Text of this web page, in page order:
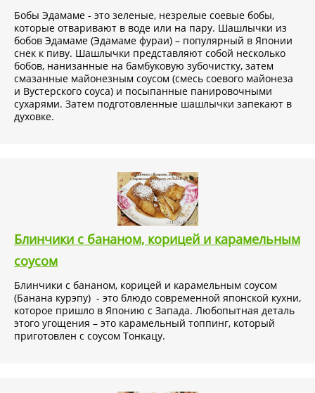
Бобы Эдамаме - это зеленые, незрелые соевые бобы,
которые отваривают в воде или на пару. Шашлычки из
бобов Эдамаме (Эдамаме фураи) – популярный в Японии
снек к пиву. Шашлычки представляют собой несколько
бобов, нанизанные на бамбуковую зубочистку, затем
смазанные майонезным соусом (смесь соевого майонеза
и Вустерского соуса) и посыпанные панировочными
сухарями. Затем подготовленные шашлычки запекают в
духовке.
Блинчики с бананом, корицей и карамельным
соусом
Блинчики с бананом, корицей и карамельным соусом
(Банана курэпу) - это блюдо современной японской кухни,
которое пришло в Японию с Запада. Любопытная деталь
этого угощения – это карамельный топпинг, который
приготовлен с соусом Тонкацу.